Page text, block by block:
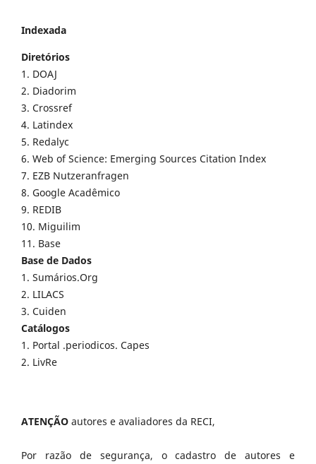
Indexada
Diretórios
1. DOAJ
2. Diadorim
3. Crossref
4. Latindex
5. Redalyc
6. Web of Science: Emerging Sources Citation Index
7. EZB Nutzeranfragen
8. Google Acadêmico
9. REDIB
10. Miguilim
11. Base
Base de Dados
1. Sumários.Org
2. LILACS
3. Cuiden
Catálogos
1. Portal .periodicos. Capes
2. LivRe
ATENÇÃO autores e avaliadores da RECI,
Por razão de segurança, o cadastro de autores e